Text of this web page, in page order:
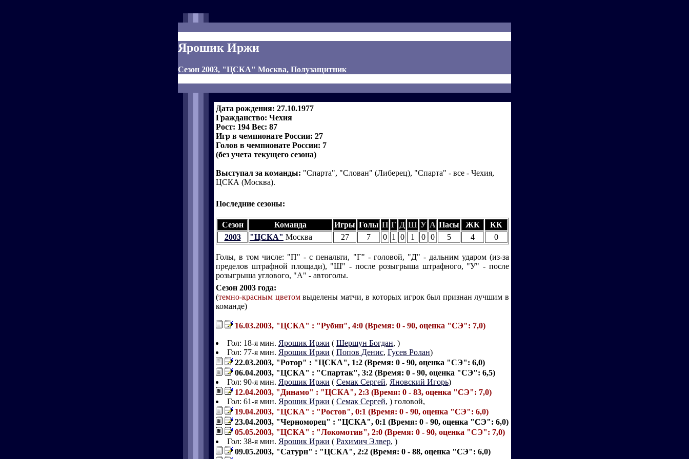
Ярошик Иржи
Сезон 2003, "ЦСКА" Москва, Полузащитник
Дата рождения: 27.10.1977
Гражданство: Чехия
Рост: 194 Вес: 87
Игр в чемпионате России: 27
Голов в чемпионате России: 7
(без учета текущего сезона)
Выступал за команды: "Спарта", "Слован" (Либерец), "Спарта" - все - Чехия,
ЦСКА (Москва).
Последние сезоны:
Сезон Команда Игры Голы П Г Д Ш У А Пасы ЖК
КК
2003
"ЦСКА" Москва 27 7 0 1 0 1 0 0 5 4 0
Голы, в том числе: "П" - с пенальти, "Г" - головой, "Д" - дальним ударом (из-за
пределов штрафной площади), "Ш" - после розыгрыша штрафного, "У" - после
розыгрыша углового, "А" - автоголы.
Сезон 2003 года:
(темно-красным цветомвыделены матчи, в которых игрок был признан лучшим в
команде)
16.03.2003, "ЦСКА" : "Рубин", 4:0 (Время: 0 - 90, оценка "СЭ": 7,0)
Гол: 18-я мин. Ярошик Иржи ( Шершун Богдан, )
Гол: 77-я мин. Ярошик Иржи ( Попов Денис, Гусев Ролан)
22.03.2003, "Ротор" : "ЦСКА", 1:2 (Время: 0 - 90, оценка "СЭ": 6,0)
06.04.2003, "ЦСКА" : "Спартак", 3:2 (Время: 0 - 90, оценка "СЭ": 6,5)
Гол: 90-я мин. Ярошик Иржи ( Семак Сергей, Яновский Игорь)
12.04.2003, "Динамо" : "ЦСКА", 2:3 (Время: 0 - 83, оценка "СЭ": 7,0)
Гол: 61-я мин. Ярошик Иржи ( Семак Сергей, ) головой,
19.04.2003, "ЦСКА" : "Ростов", 0:1 (Время: 0 - 90, оценка "СЭ": 6,0)
23.04.2003, "Черноморец" : "ЦСКА", 0:1 (Время: 0 - 90, оценка "СЭ": 6,0)
05.05.2003, "ЦСКА" : "Локомотив", 2:0 (Время: 0 - 90, оценка "СЭ": 7,0)
Гол: 38-я мин. Ярошик Иржи ( Рахимич Элвер, )
09.05.2003, "Сатурн" : "ЦСКА", 2:2 (Время: 0 - 88, оценка "СЭ": 6,0)